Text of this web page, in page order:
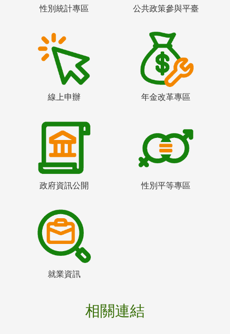
性別統計專區 公共政策參與平臺
線上申辦 年金改革專區
政府資訊公開 性別平等專區
就業資訊
相關連結